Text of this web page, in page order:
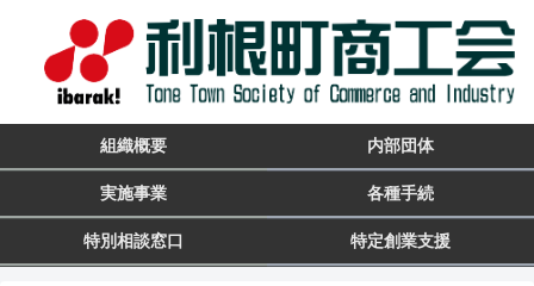
組織概要 内部団体
実施事業 各種手続
特別相談窓口 特定創業支援